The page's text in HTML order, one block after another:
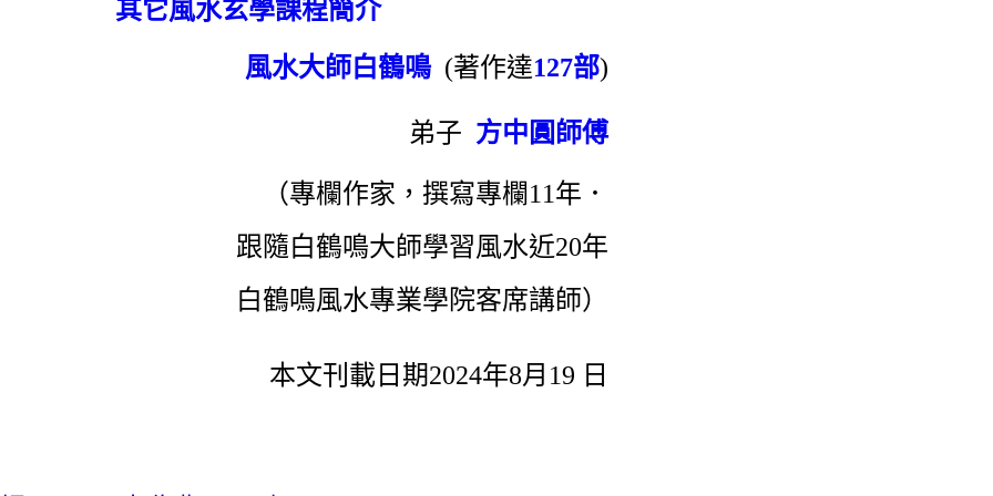
其它風水玄學課程簡介
風水大師白鶴鳴 (著作達127部)
弟子 方中圓師傅
（專欄作家，撰寫專欄11年．
跟隨白鶴鳴大師學習風水近20年
白鶴鳴風水專業學院客席講師）
本文刊載日期2024年8月19 日